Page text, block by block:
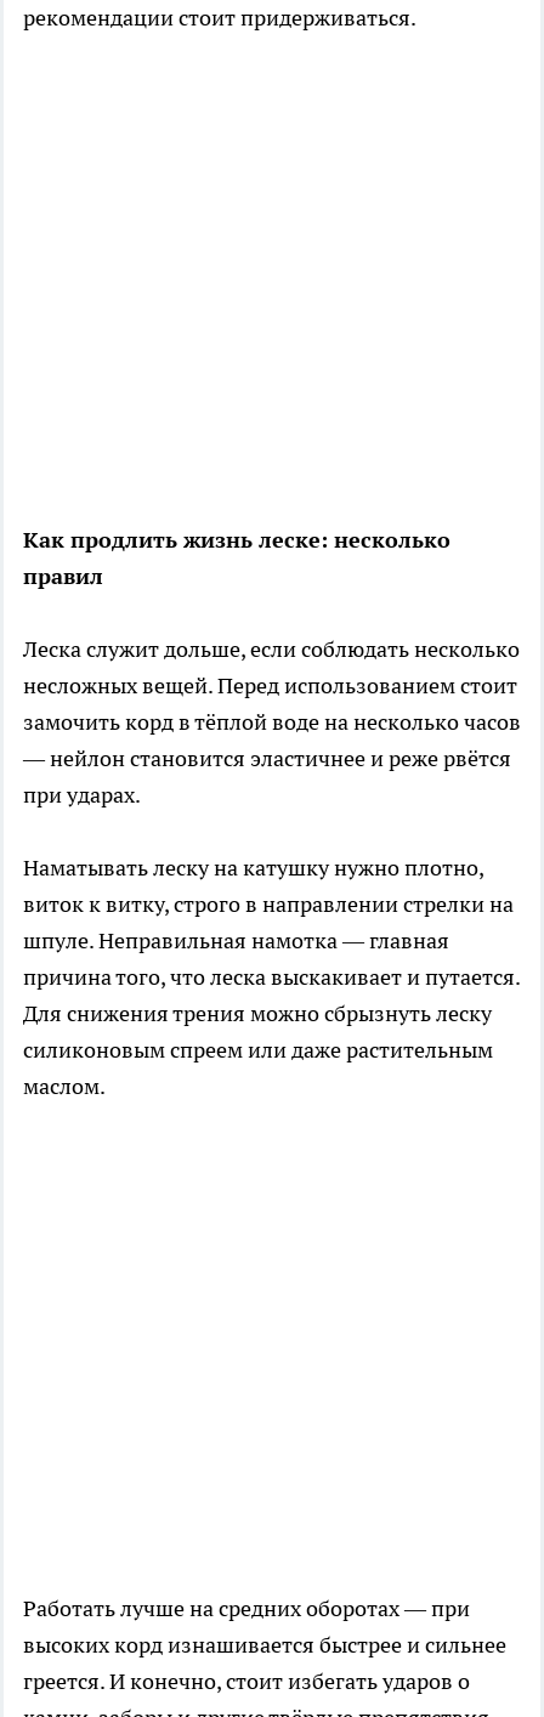
рекомендации стоит придерживаться.
Как продлить жизнь леске: несколько
правил
Леска служит дольше, если соблюдать несколько
несложных вещей. Перед использованием стоит
замочить корд в тёплой воде на несколько часов
— нейлон становится эластичнее и реже рвётся
при ударах.
Наматывать леску на катушку нужно плотно,
виток к витку, строго в направлении стрелки на
шпуле. Неправильная намотка — главная
причина того, что леска выскакивает и путается.
Для снижения трения можно сбрызнуть леску
силиконовым спреем или даже растительным
маслом.
Работать лучше на средних оборотах — при
высоких корд изнашивается быстрее и сильнее
греется. И конечно, стоит избегать ударов о